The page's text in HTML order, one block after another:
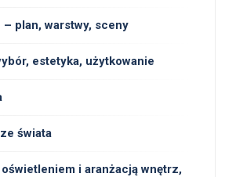
– plan, warstwy, sceny
estetyka, użytkowanie
świata
i aranżacją wnętrz,